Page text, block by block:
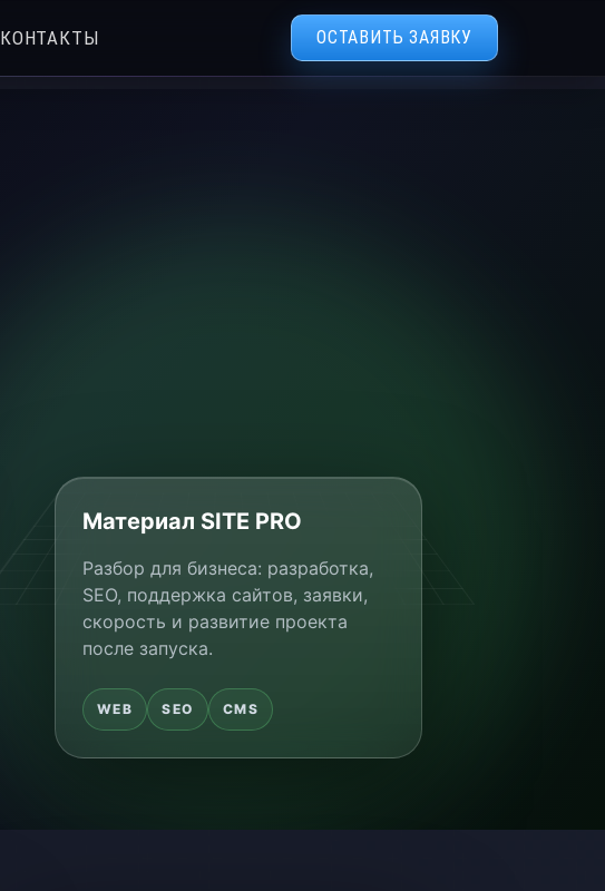
КОНТАКТЫ ОСТАВИТЬ ЗАЯВКУ
Материал SITE PRO
Разбор для бизнеса: разработка,
SEO, поддержка сайтов, заявки,
скорость и развитие проекта
после запуска.
WEB SEO CMS